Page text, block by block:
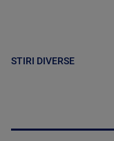
STIRI DIVERSE